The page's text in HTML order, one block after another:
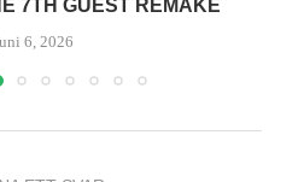
7TH GUEST REMAKE
6, 2026